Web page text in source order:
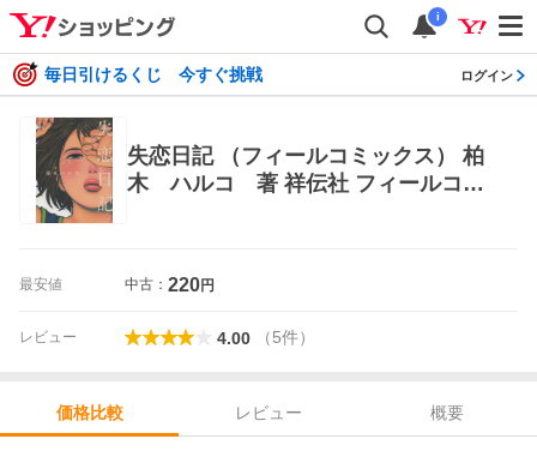
i
毎日引けるくじ 今すぐ挑戦 ログイン
失恋日記 （フィールコミックス） 柏
木 ハルコ 著 祥伝社 フィールコミ
最安値 中古： 220円
レビュー 4.00 （5件）
価格比較 レビュー
概要